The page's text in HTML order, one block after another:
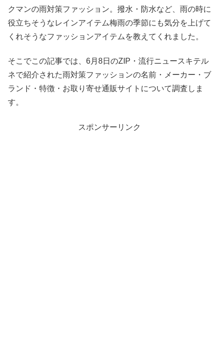
クマンの雨対策ファッション。撥水・防水など、雨の時に
役立ちそうなレインアイテム梅雨の季節にも気分を上げて
くれそうなファッションアイテムを教えてくれました。
そこでこの記事では、6月8日のZIP・流行ニュースキテル
ネで紹介された雨対策ファッションの名前・メーカー・ブ
ランド・特徴・お取り寄せ通販サイトについて調査しま
す。
スポンサーリンク